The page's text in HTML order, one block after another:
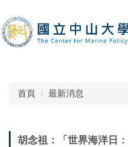
到
主
要
首頁 最新消息
胡念祖：「世界海洋日